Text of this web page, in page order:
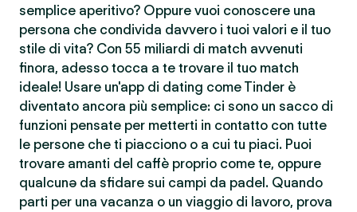
semplice aperitivo? Oppure vuoi conoscere una
persona che condivida davvero i tuoi valori e il tuo
stile di vita? Con 55 miliardi di match avvenuti
finora, adesso tocca a te trovare il tuo match
ideale! Usare un'app di dating come Tinder è
diventato ancora più semplice: ci sono un sacco di
funzioni pensate per metterti in contatto con tutte
le persone che ti piacciono o a cui tu piaci. Puoi
trovare amanti del caffè proprio come te, oppure
qualcunə da sfidare sui campi da padel. Quando
parti per una vacanza o un viaggio di lavoro, prova